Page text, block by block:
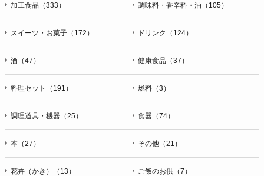
加工食品（333） 調味料・香辛料・油（105）
スイーツ・お菓子（172） ドリンク（124）
酒（47） 健康食品（37）
料理セット（191） 燃料（3）
調理道具・機器（25） 食器（74）
本（27） その他（21）
花卉（かき）（13） ご飯のお供（7）